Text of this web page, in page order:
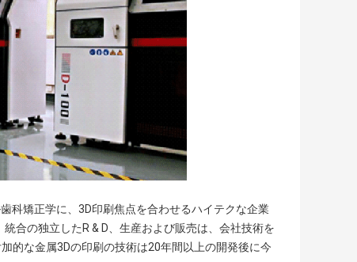
科矯正学に、3D印刷焦点を合わせるハイテクな企業
合の独立したR & D、生産および販売は、会社技術を
的な金属3Dの印刷の技術は20年間以上の開発後に今